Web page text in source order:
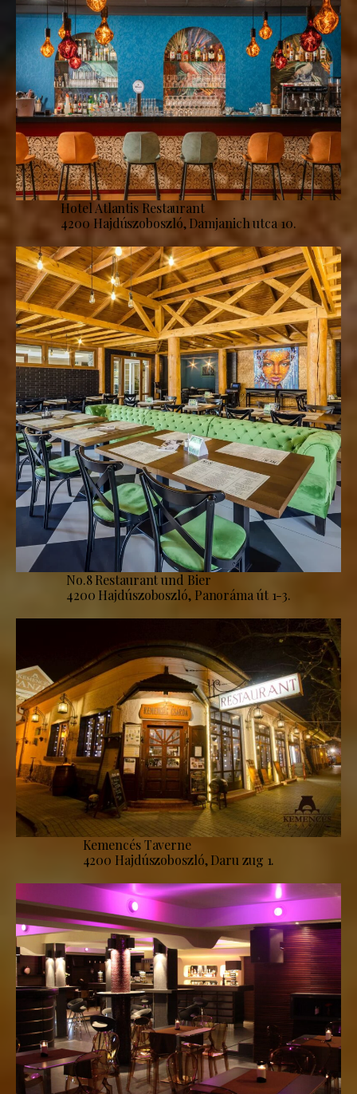
Hotel Atlantis Restaurant
4200 Hajdúszoboszló, Damjanich utca 10.
No.8 Restaurant und Bier
4200 Hajdúszoboszló, Panoráma út 1-3.
Kemencés Taverne
4200 Hajdúszoboszló, Daru zug 1.